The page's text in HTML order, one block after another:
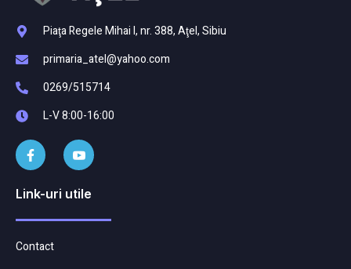
Piaţa Regele Mihai I, nr. 388, Aţel, Sibiu
primaria_atel@yahoo.com
0269/515714
L-V 8:00-16:00
Link-uri utile
Contact